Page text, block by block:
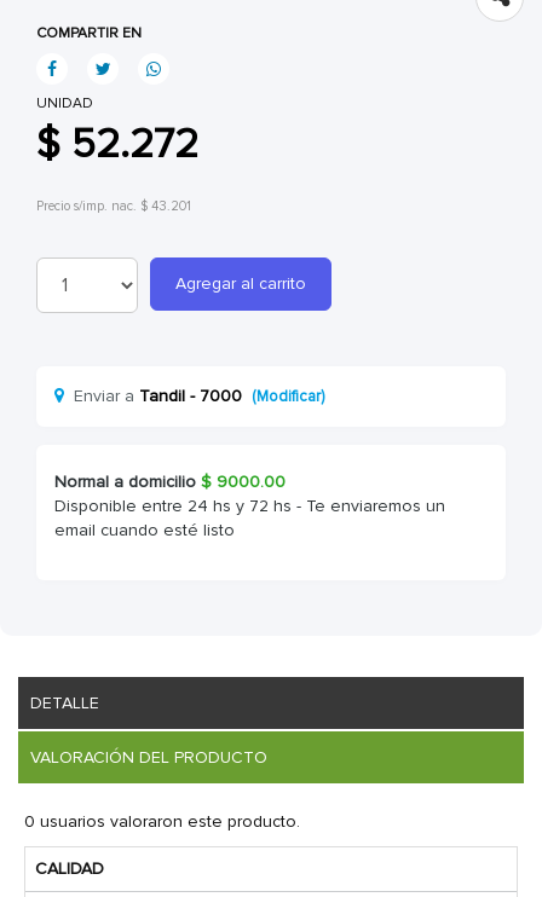
COMPARTIR EN
UNIDAD
$ 52.272
Precio s/imp. nac. $ 43.201
Agregar al carrito
Enviar a Tandil - 7000 (Modificar)
Normal a domicilio $ 9000.00
Disponible entre 24 hs y 72 hs - Te enviaremos un
email cuando esté listo
DETALLE
VALORACIÓN DEL PRODUCTO
0 usuarios valoraron este producto.
CALIDAD